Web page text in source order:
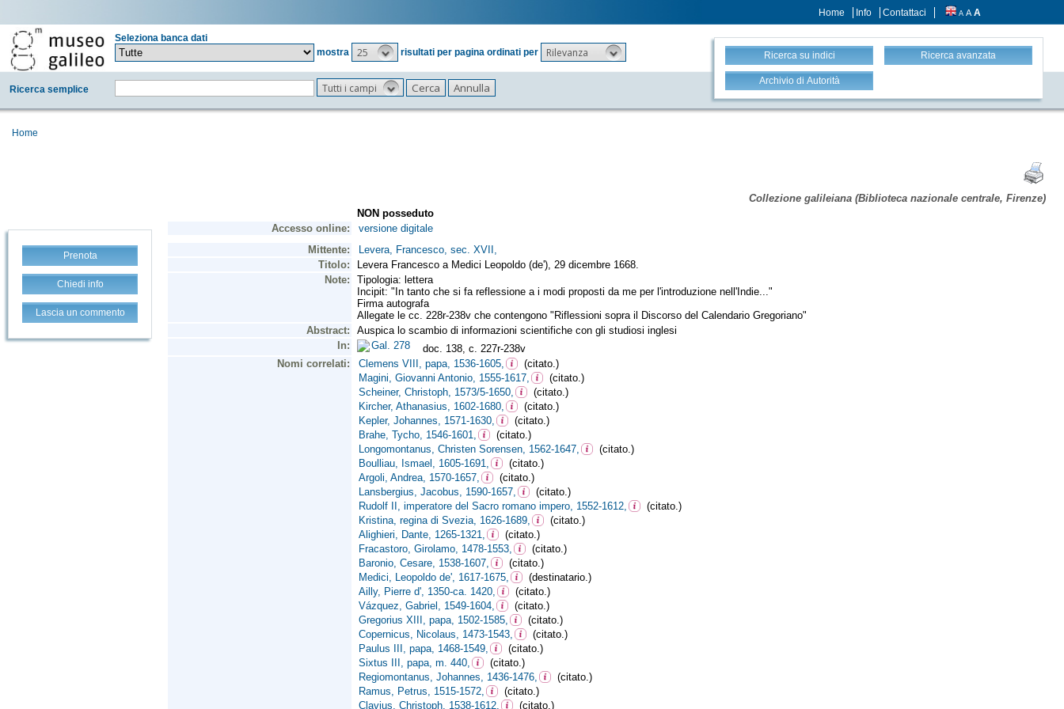
Home Info Contattaci A A A
Seleziona banca dati
mostra
25 risultati per pagina ordinati per Rilevanza
Ricerca semplice Tutti i campi
Ricerca su indici Ricerca avanzata
Archivio di Autorità
Home
Prenota
Chiedi info
Lascia un commento